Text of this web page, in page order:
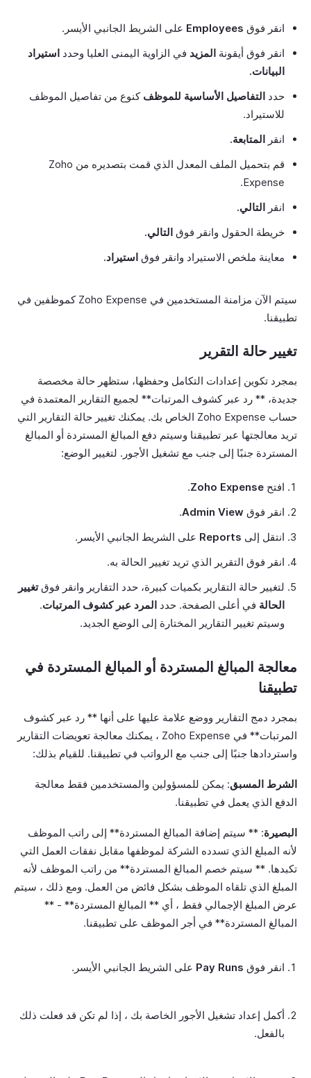
انقر فوق Employees على الشريط الجانبي الأيسر.
انقر فوق أيقونة المزيد في الزاوية اليمنى العليا وحدد استيراد
البيانات.
حدد التفاصيل الأساسية للموظف كنوع من تفاصيل الموظف
للاستيراد.
انقر المتابعة.
قم بتحميل الملف المعدل الذي قمت بتصديره من Zoho
Expense.
انقر التالي.
خريطة الحقول وانقر فوق التالي.
معاينة ملخص الاستيراد وانقر فوق استيراد.
سيتم الآن مزامنة المستخدمين في Zoho Expense كموظفين في
تطبيقنا.
تغيير حالة التقرير
بمجرد تكوين إعدادات التكامل وحفظها، ستظهر حالة مخصصة
جديدة، ** رد عبر كشوف المرتبات** لجميع التقارير المعتمدة في
حساب Zoho Expense الخاص بك. يمكنك تغيير حالة التقارير التي
تريد معالجتها عبر تطبيقنا وسيتم دفع المبالغ المستردة أو المبالغ
المستردة جنبًا إلى جنب مع تشغيل الأجور. لتغيير الوضع:
افتح Zoho Expense
.
انقر فوق Admin View
.
انتقل إلى Reports على الشريط الجانبي الأيسر.
انقر فوق التقرير الذي تريد تغيير الحالة به.
لتغيير حالة التقارير بكميات كبيرة، حدد التقارير وانقر فوقتغيير
الحالة في أعلى الصفحة. حدد المرد عبر كشوف المرتبات.
وسيتم تغيير التقارير المختارة إلى الوضع الجديد.
معالجة المبالغ المستردة أو المبالغ المستردة في
تطبيقنا
بمجرد دمج التقارير ووضع علامة عليها على أنها ** رد عبر كشوف
المرتبات** في Zoho Expense ، يمكنك معالجة تعويضات التقارير
واستردادها جنبًا إلى جنب مع الرواتب في تطبيقنا. للقيام بذلك:
الشرط المسبق: يمكن للمسؤولين والمستخدمين فقط معالجة
الدفع الذي يعمل في تطبيقنا.
البصيرة: ** سيتم إضافة المبالغ المستردة** إلى راتب الموظف
لأنه المبلغ الذي تسدده الشركة لموظفها مقابل نفقات العمل التي
تكبدها. ** سيتم خصم المبالغ المستردة** من راتب الموظف لأنه
المبلغ الذي تلقاه الموظف بشكل فائض من العمل. ومع ذلك ، سيتم
عرض المبلغ الإجمالي فقط ، أي ** المبالغ المستردة** - **
المبالغ المستردة** في أجر الموظف على تطبيقنا.
انقر فوق Pay Runs على الشريط الجانبي الأيسر.
أكمل إعداد تشغيل الأجور الخاصة بك ، إذا لم تكن قد فعلت ذلك
بالفعل.